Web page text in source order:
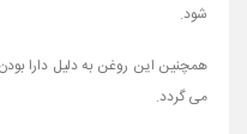
شود.
می گردد.